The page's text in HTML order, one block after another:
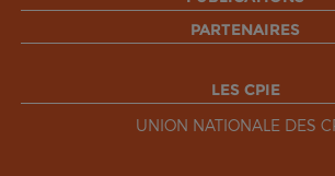
PARTENAIRES
LES CPIE
UNION NATIONALE DES